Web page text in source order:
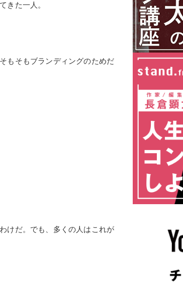
きた一人。
もそもブランディングのためだ
けだ。でも、多くの人はこれが